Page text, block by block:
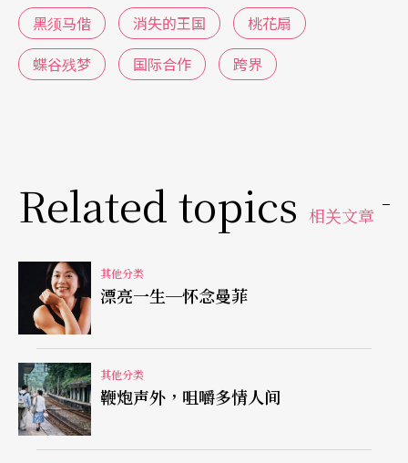
化底蕴渐行靠近。这意味著音乐家的音乐行为与情
感经验有较多联系的可能性，看到音乐环境的隐约
变化。在寻求自我定位的努力下，台湾的乐团及音
国际合作演出热络，三大乐团亟需掌舵人
此外，一般的音乐演出并没有因为不景气而减少，
大量的各式音乐会在各大小表演场地夯然地进行
著，国际交流与合作的音乐演出也相当热络，其中
不乏国人熟知的音乐明星，如圣彼得堡爱乐管弦乐
团、钢琴家郎朗、大提琴家马友友、男高音卡列拉
斯、安得烈．波伽利等。这几年新意表现相当突出
黑须马偕 消失的王国
桃花扇
蝶谷残梦
国际合作 跨界
Related topics 相关文章
其他分类
漂亮一生─怀念曼菲
其他分类
鞭炮声外，咀嚼多情人间